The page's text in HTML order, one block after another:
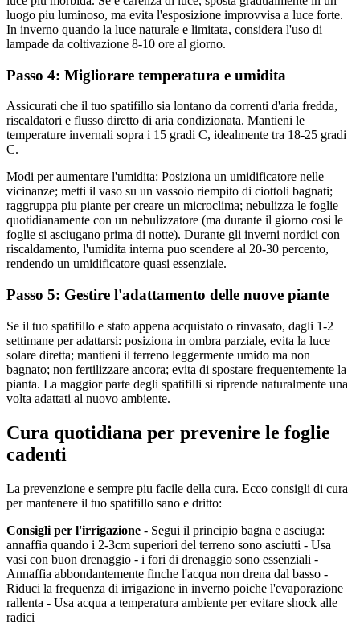
luogo piu luminoso, ma evita l'esposizione improvvisa a luce forte.
In inverno quando la luce naturale e limitata, considera l'uso di
lampade da coltivazione 8-10 ore al giorno.
Passo 4: Migliorare temperatura e umidita
Assicurati che il tuo spatifillo sia lontano da correnti d'aria fredda,
riscaldatori e flusso diretto di aria condizionata. Mantieni le
temperature invernali sopra i 15 gradi C, idealmente tra 18-25 gradi
C.
Modi per aumentare l'umidita: Posiziona un umidificatore nelle
vicinanze; metti il vaso su un vassoio riempito di ciottoli bagnati;
raggruppa piu piante per creare un microclima; nebulizza le foglie
quotidianamente con un nebulizzatore (ma durante il giorno cosi le
foglie si asciugano prima di notte). Durante gli inverni nordici con
riscaldamento, l'umidita interna puo scendere al 20-30 percento,
rendendo un umidificatore quasi essenziale.
Passo 5: Gestire l'adattamento delle nuove piante
Se il tuo spatifillo e stato appena acquistato o rinvasato, dagli 1-2
settimane per adattarsi: posiziona in ombra parziale, evita la luce
solare diretta; mantieni il terreno leggermente umido ma non
bagnato; non fertilizzare ancora; evita di spostare frequentemente la
pianta. La maggior parte degli spatifilli si riprende naturalmente una
volta adattati al nuovo ambiente.
Cura quotidiana per prevenire le foglie
cadenti
La prevenzione e sempre piu facile della cura. Ecco consigli di cura
per mantenere il tuo spatifillo sano e dritto:
Consigli per l'irrigazione - Segui il principio bagna e asciuga:
annaffia quando i 2-3cm superiori del terreno sono asciutti - Usa
vasi con buon drenaggio - i fori di drenaggio sono essenziali -
Annaffia abbondantemente finche l'acqua non drena dal basso -
Riduci la frequenza di irrigazione in inverno poiche l'evaporazione
rallenta - Usa acqua a temperatura ambiente per evitare shock alle
radici